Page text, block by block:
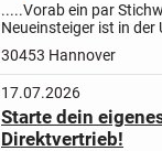
.....Vorab ein par
Neueinsteiger ist in
Nebenberuflich Mini
30453 Hannover
17.07.2026
Starte dein
Direktvertrieb!